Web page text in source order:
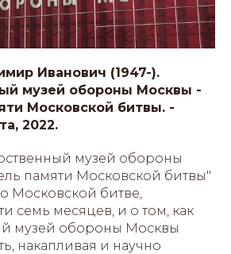
Иванович (1947-).
музей обороны Москвы -
Московской битвы. -
2022.
музей обороны
памяти Московской битвы"
о Московской битве,
семь месяцев, и о том, как
музей обороны Москвы
накапливая и научно